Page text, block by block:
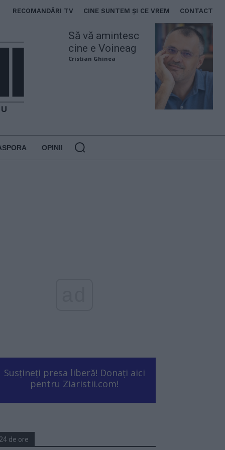
RECOMANDĂRI TV CINE SUNTEM ȘI CE VREM CONTACT
Să vă amintesc
cine e Voineag
Cristian Ghinea
OPINII
Susțineți presa liberă! Donați aici
pentru Ziaristii.com!
24 de ore